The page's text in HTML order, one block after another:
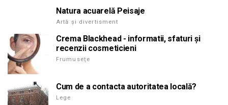
Natura acuarelă Peisaje
Artă și divertisment
Crema Blackhead - informatii, sfaturi și
recenzii cosmeticieni
Frumusețe
Cum de a contacta autoritatea locală?
Lege